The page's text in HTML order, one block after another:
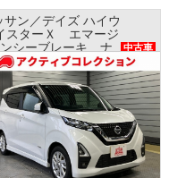
サン／デイズ ハイウ
スターＸ エマージ
ンシーブレーキ ナ
アラウンドビューモ
ー インテリキー
中古車